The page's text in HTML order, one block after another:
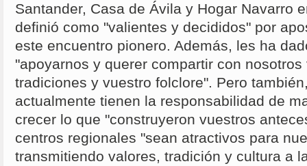
Santander, Casa de Ávila y Hogar Navarro
definió como "valientes y decididos" por
este encuentro pionero. Además, les ha
"apoyarnos y querer compartir con
tradiciones y vuestro folclore". Pero
actualmente tienen la responsabilidad de
crecer lo que "construyeron vuestros
centros regionales "sean atractivos para
transmitiendo valores, tradición y cultura a